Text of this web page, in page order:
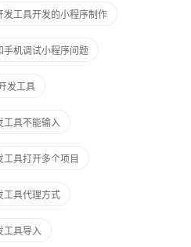
发工具开发的小程序制作
手机调试小程序问题
发工具
工具不能输入
工具打开多个项目
工具代理方式
工具导入